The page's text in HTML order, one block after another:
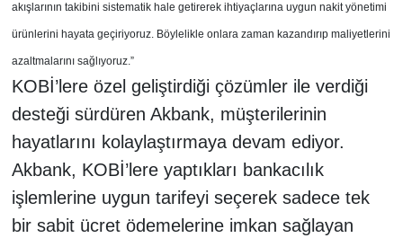
akışlarının takibini sistematik hale getirerek ihtiyaçlarına uygun nakit yönetimi
ürünlerini hayata geçiriyoruz. Böylelikle onlara zaman kazandırıp maliyetlerini
azaltmalarını sağlıyoruz.”
KOBİ’lere özel geliştirdiği çözümler ile verdiği
desteği sürdüren Akbank, müşterilerinin
hayatlarını kolaylaştırmaya devam ediyor.
Akbank, KOBİ’lere yaptıkları bankacılık
işlemlerine uygun tarifeyi seçerek sadece tek
bir sabit ücret ödemelerine imkan sağlayan